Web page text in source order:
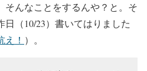
そんなことをするんや？と。そ
（10/23）書いてはりました
！ ）。